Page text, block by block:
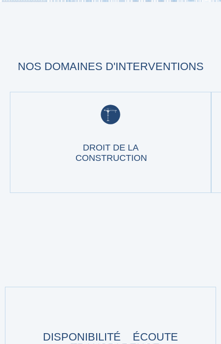
NOS DOMAINES D'INTERVENTIONS
DROIT DE LA
CONSTRUCTION
DISPONIBILITÉ ÉCOUTE